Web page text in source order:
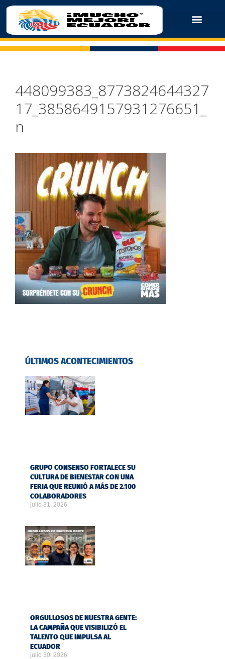
448099383_8773824644327
17_3858649157931276651_
n
ÚLTIMOS ACONTECIMIENTOS
GRUPO CONSENSO FORTALECE SU
CULTURA DE BIENESTAR CON UNA
FERIA QUE REUNIÓ A MÁS DE 2.100
COLABORADORES
julio 31, 2026
ORGULLOSOS DE NUESTRA GENTE:
LA CAMPAÑA QUE VISIBILIZÓ EL
TALENTO QUE IMPULSA AL
ECUADOR
julio 30, 2026